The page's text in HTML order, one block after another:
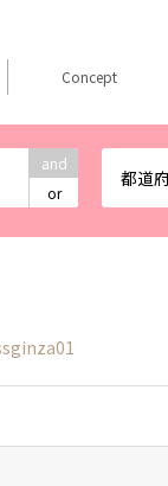
and
or
都道
Concept